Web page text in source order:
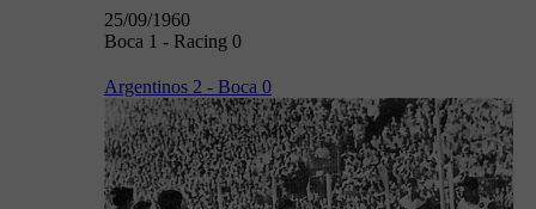
25/09/1960
Boca 1 - Racing 0
Argentinos 2 - Boca 0